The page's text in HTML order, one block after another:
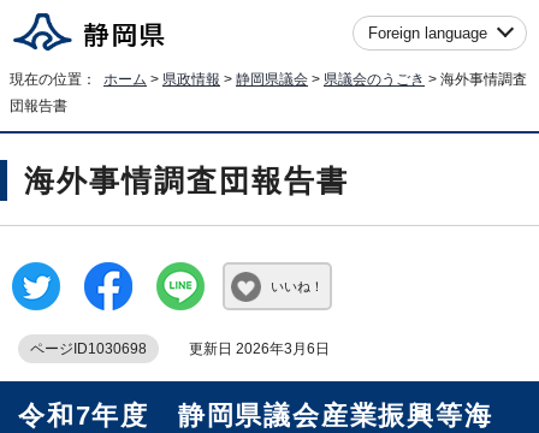
Foreign language
現在の位置： ホーム > 県政情報 > 静岡県議会 > 県議会のうごき > 海外事情調査
団報告書
海外事情調査団報告書
いいね！
ページID1030698 更新日 2026年3月6日
令和7年度 静岡県議会産業振興等海